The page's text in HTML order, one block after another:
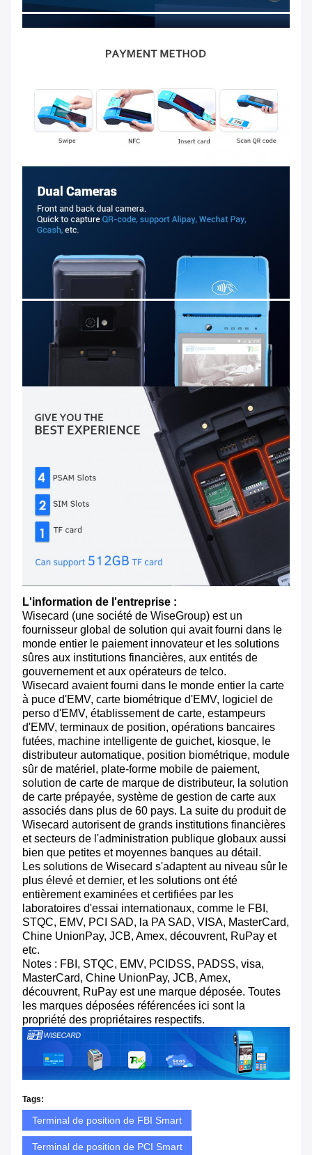
L'information de l'entreprise :
Wisecard (une société de WiseGroup) est un
fournisseur global de solution qui avait fourni dans le
monde entier le paiement innovateur et les solutions
sûres aux institutions financières, aux entités de
gouvernement et aux opérateurs de telco.
Wisecard avaient fourni dans le monde entier la carte
à puce d'EMV, carte biométrique d'EMV, logiciel de
perso d'EMV, établissement de carte, estampeurs
d'EMV, terminaux de position, opérations bancaires
futées, machine intelligente de guichet, kiosque, le
distributeur automatique, position biométrique, module
sûr de matériel, plate-forme mobile de paiement,
solution de carte de marque de distributeur, la solution
de carte prépayée, système de gestion de carte aux
associés dans plus de 60 pays. La suite du produit de
Wisecard autorisent de grands institutions financières
et secteurs de l'administration publique globaux aussi
bien que petites et moyennes banques au détail.
Les solutions de Wisecard s'adaptent au niveau sûr le
plus élevé et dernier, et les solutions ont été
entièrement examinées et certifiées par les
laboratoires d'essai internationaux, comme le FBI,
STQC, EMV, PCI SAD, la PA SAD, VISA, MasterCard,
Chine UnionPay, JCB, Amex, découvrent, RuPay et
etc.
Notes : FBI, STQC, EMV, PCIDSS, PADSS, visa,
MasterCard, Chine UnionPay, JCB, Amex,
découvrent, RuPay est une marque déposée. Toutes
les marques déposées référencées ici sont la
propriété des propriétaires respectifs.
Tags:
Terminal de position de FBI Smart
Terminal de position de PCI Smart